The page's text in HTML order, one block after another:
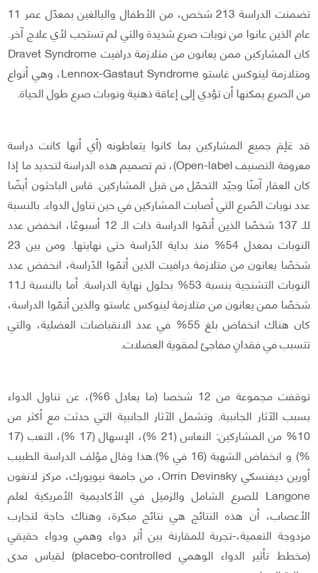
تضمنت الدراسة 213 شخص، من الأطفال والبالغين بمعدّل عمر 11
عام الذين عانوا من نوبات صرع شديدة والتي لم تستجب لأي علاج آخر.
كان المشاركين ممن يعانون من متلازمة درافيت Dravet Syndrome
ومتلازمة لينوكس غاستو Lennox-Gastaut Syndrome، وهي أنواع
من الصرع يمكنها أن تؤدي إلى إعاقة ذهنية ونوبات صرع طول الحياة.
قد عَلِمَ جميع المشاركين بما كانوا يتعاطونه (أي أنها كانت دراسة
معروفة التصنيف Open-label)، تم تصميم هذه الدراسة لتحديد ما إذا
كان العقار آمنًا وجيّد التحمّل من قبل المشاركين. قاس الباحثون أيضًا
عدد نوبات الصّرع التي أصابت المشاركين في حين تناول الدواء. بالنسبة
للـ 137 شخصًا الذين أتمّوا الدراسة ذات الـ 12 أسبوعًا، انخفض عدد
النوبات بمعدل 54% منذ بداية الدّراسة حتى نهايتها. ومن بين 23
شخصًا يعانون من متلازمة درافيت الذين أتمّوا الدّراسة، انخفض عدد
النوبات التشنجية بنسبة 53% بحلول نهاية الدراسة. أما بالنسبة لـ11
شخصًا ممن يعانون من متلازمة لينوكس غاستو والذين أتمّوا الدراسة،
كان هناك انخفاض بلغ 55% في عدد الانقباضات العضلية، والتي
تتسبب في فقدانٍ مفاجئ لمقوية العضلات.
توقفت مجموعة من 12 شخصا (ما يعادل 6%)، عن تناول الدواء
بسبب الآثار الجانبية. وتشمل الآثار الجانبية التي حدثت مع أكثر من
10% من المشاركين: النعاس (21 %)، الإسهال (17 %)، التعب (17
%) و انخفاض الشهية (16 في %).هذا وقال مؤلف الدراسة الطبيب
أورين ديفنسكي Orrin Devinsky، من جامعة نيويورك، مركز لانغون
Langone للصرع الشامل والزميل في الأكاديمية الأمريكية لعلم
الأعصاب، أن هذه النتائج هي نتائج مبكرة، وهناك حاجة لتجارب
مزدوجة التعمية،-تجربة للمقارنة بين أثر دواء وهمي ودواء حقيقي
(مخطط تأثير الدواء الوهمي placebo-controlled) لقياس مدى